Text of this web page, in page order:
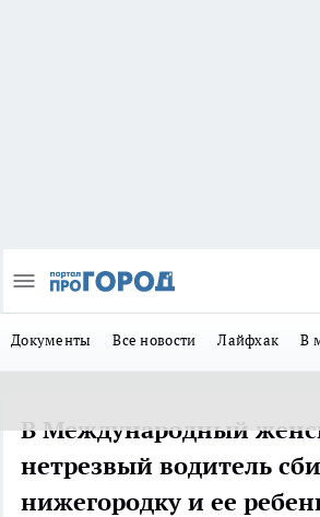
Документы Все новости Лайфхак В
В Международный
нетрезвый водитель
нижегородку и ее